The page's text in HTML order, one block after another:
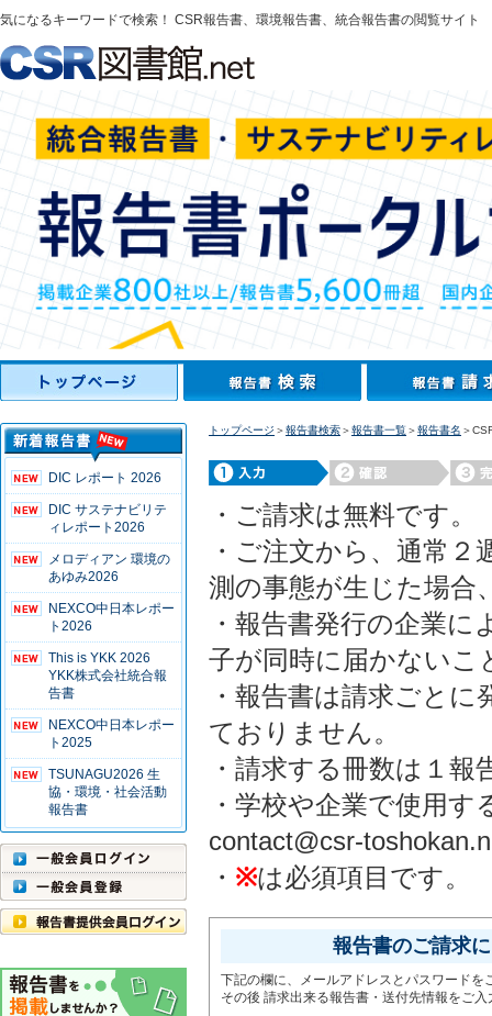
気になるキーワードで検索！ CSR報告書、環境報告書、統合報告書の閲覧サイト
DIC レポート 2026
DIC サステナビリテ
ィレポート2026
メロディアン 環境の
あゆみ2026
NEXCO中日本レポー
ト2026
This is YKK 2026
YKK株式会社統合報
告書
NEXCO中日本レポー
ト2025
TSUNAGU2026 生
協・環境・社会活動
報告書
トップページ ＞報告書検索＞報告書一覧＞報告書名 ＞
・ご請求は無料です。
・ご注文から、通常
測の事態が生じた場合
・報告書発行の企業
子が同時に届かないこ
・報告書は請求ごと
ておりません。
・請求する冊数は１
・学校や企業で使用
contact@csr-
・ ※は必須項目です。
報告書のご請求
下記の欄に、メールアドレスとパスワード
その後 請求出来る報告書・送付先情報をご